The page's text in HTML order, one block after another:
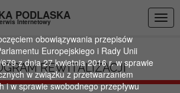
PODLASKA
Internetowy
REWITALIZACJI
obowiązywania przepisów
Europejskiego i Rady Unii
z dnia 27 kwietnia 2016 r. w sprawie
w związku z przetwarzaniem
i w sprawie swobodnego przepływu